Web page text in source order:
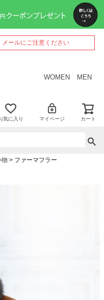
ールにご注意ください
WOMEN MEN
気に入り マイページ カート
物 ファーマフラー